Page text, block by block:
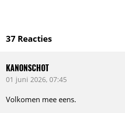
37 Reacties
KANONSCHOT
01 juni 2026, 07:45
Volkomen mee eens.